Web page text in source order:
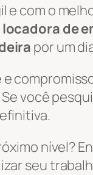
e com o
locadora de
por um
você
nível?
seu